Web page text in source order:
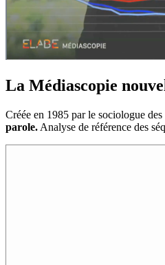
La Médiascopie
Créée en 1985 par le sociologue
parole. Analyse de référence des